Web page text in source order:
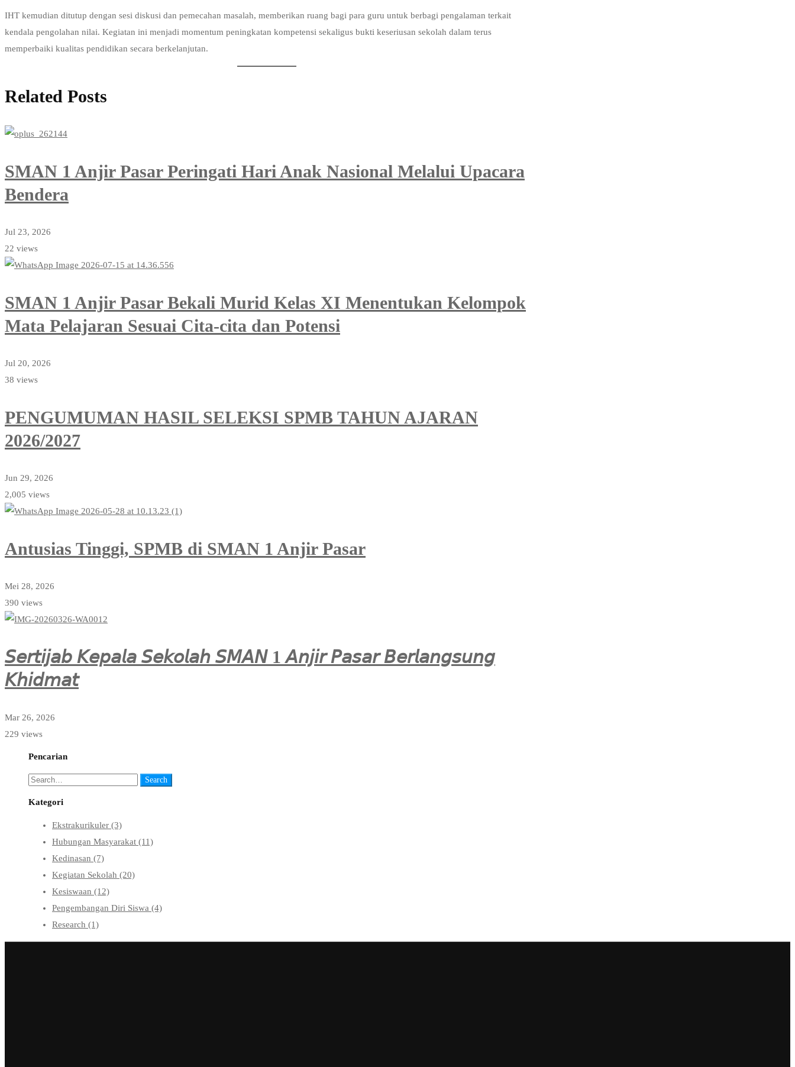
IHT kemudian ditutup dengan sesi diskusi dan pemecahan masalah, memberikan ruang bagi para guru untuk berbagi pengalaman terkait
kendala pengolahan nilai. Kegiatan ini menjadi momentum peningkatan kompetensi sekaligus bukti keseriusan sekolah dalam terus
memperbaiki kualitas pendidikan secara berkelanjutan.
Related Posts
SMAN 1 Anjir Pasar Peringati Hari Anak Nasional Melalui Upacara
Bendera
Jul 23, 2026
22 views
SMAN 1 Anjir Pasar Bekali Murid Kelas XI Menentukan Kelompok
Mata Pelajaran Sesuai Cita-cita dan Potensi
Jul 20, 2026
38 views
PENGUMUMAN HASIL SELEKSI SPMB TAHUN AJARAN
2026/2027
Jun 29, 2026
2,005 views
Antusias Tinggi, SPMB di SMAN 1 Anjir Pasar
Mei 28, 2026
390 views
𝘚𝘦𝘳𝘵𝘪𝘫𝘢𝘣 𝘒𝘦𝘱𝘢𝘭𝘢 𝘚𝘦𝘬𝘰𝘭𝘢𝘩 𝘚𝘔𝘈𝘕 1 𝘈𝘯𝘫𝘪𝘳 𝘗𝘢𝘴𝘢𝘳 𝘉𝘦𝘳𝘭𝘢𝘯𝘨𝘴𝘶𝘯𝘨
𝘒𝘩𝘪𝘥𝘮𝘢𝘵
Mar 26, 2026
229 views
Pencarian
Search
Search
Kategori
Ekstrakurikuler (3)
Hubungan Masyarakat (11)
Kedinasan (7)
Kegiatan Sekolah (20)
Kesiswaan (12)
Pengembangan Diri Siswa (4)
Research (1)